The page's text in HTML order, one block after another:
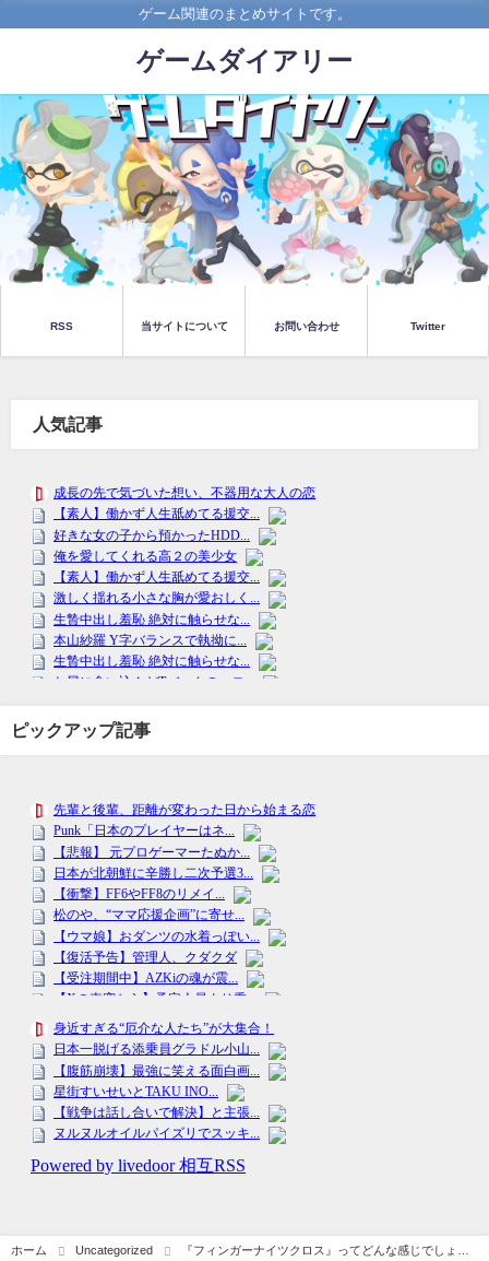
ゲーム関連のまとめサイトです。
ゲームダイアリー
RSS 当サイトについて お問い合わせ Twitter
人気記事
ピックアップ記事
ホーム Uncategorized
『フィンガーナイツクロス』ってどんな感じでしょう